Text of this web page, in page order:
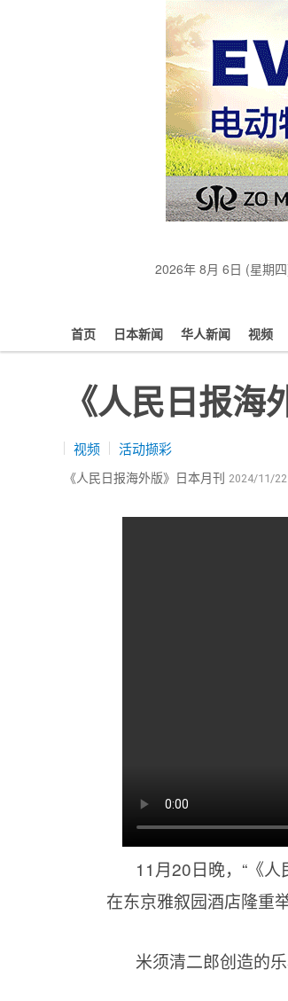
2026年 8月 6日 (星期
首页 日本新闻 华人新闻 视频
《人民日报
视频 活动撷彩
《人民日报海外版》日本月刊 2024/11/
11月20日晚，“《
在东京雅叙园酒店隆重举
米须清二郎创造的